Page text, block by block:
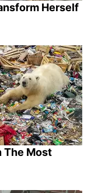
Herself
The Most